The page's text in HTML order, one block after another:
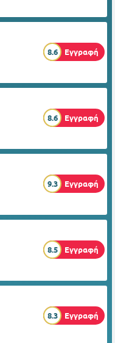
8.6 Εγγραφή
8.6 Εγγραφή
9.3 Εγγραφή
8.5 Εγγραφή
8.3 Εγγραφή